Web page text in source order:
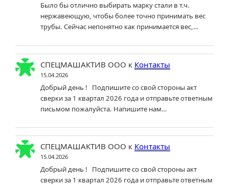
Было бы отлично выбирать марку стали в т.ч.
нержавеющую, чтобы более точно принимать вес
трубы. Сейчас непонятно как принимается вес,…
СПЕЦМАШАКТИВ ООО к Контакты
15.04.2026
Добрый день ! Подпишите со свой стороны акт
сверки за 1 квартал 2026 года и отправьте ответным
письмом пожалуйста. Напишите нам…
СПЕЦМАШАКТИВ ООО к Контакты
15.04.2026
Добрый день ! Подпишите со свой стороны акт
сверки за 1 квартал 2026 года и отправьте ответным